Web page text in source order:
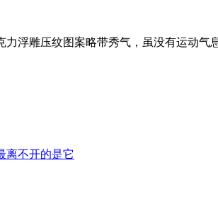
浮雕压纹图案略带秀气，虽没有运动气
离不开的是它